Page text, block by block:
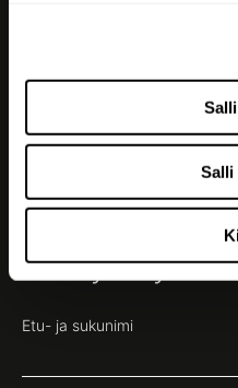
Salli
Jätä
Etu- ja sukunimi